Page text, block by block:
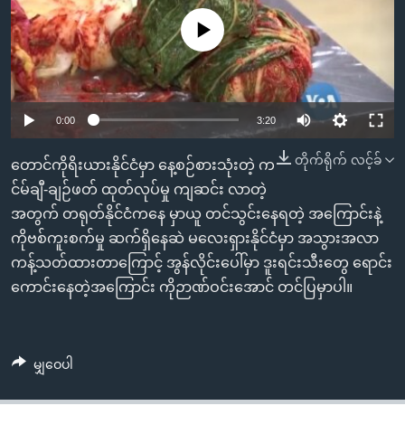
ပင်မ
အ
ညွန်း
စာမျက်နှာ
ကျော်
ကြည့်
ရန်
ရှာဖွေ
ရန်
နေရာ
သို့
ရုပ်ရှင်ထဲက အင်္ဂလိပ်စာ
သုတပဒေသာ အင်္ဂလိပ်စာ
တီဗွီ
ရေဒီယို/တီဗွီအစီအစဉ်
Learning English
ဗွီအိုအေ လူမှုကွန်ယက်များ
ဘာသာစကားများ
No media source currently available
0:00 3:20
တိုက်ရိုက် လင့်ခ်
တောင်ကိုရိးယားနိုင်ငံမှာ နေ့စဉ်စားသုံးတဲ့ က
င်မ်ချီ-ချဉ်ဖတ် ထုတ်လုပ်မှု ကျဆင်း လာတဲ့
အတွက် တရုတ်နိုင်ငံကနေ မှာယူ တင်သွင်းနေရတဲ့ အကြောင်းနဲ့
ကိုဗစ်ကူးစက်မှု ဆက်ရှိနေဆဲ မလေးရှားနိုင်ငံမှာ အသွားအလာ
ကန့်သတ်ထားတာကြောင့် အွန်လိုင်းပေါ်မှာ ဒူးရင်းသီးတွေ ရောင်း
ကောင်းနေတဲ့အကြောင်း ကိုဉာဏ်ဝင်းအောင် တင်ပြမှာပါ။
မျှဝေပါ